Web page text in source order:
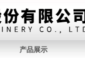
产品展示